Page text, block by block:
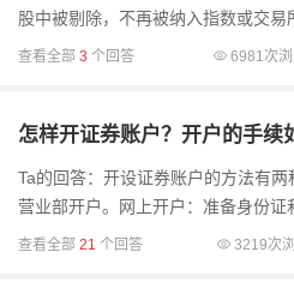
股中被剔除，不再被纳入指数或交易
的原因可能有多种，包括业绩下滑
查看全部 3 个回答 6981次
怎样开证券账户？开户的手续
Ta的回答：开设证券账户的方法有
营业部开户。网上开户：准备身份证
下载券商的手机应用或第三方交易平
查看全部 21 个回答 3219次